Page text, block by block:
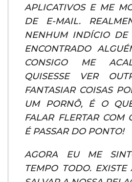
APLICATIVOS E ME
DE E-MAIL.
NENHUM INDÍCIO DE
ENCONTRADO
CONSIGO ME
QUISESSE VER
FANTASIAR COISAS
UM PORNÔ, É O
FALAR FLERTAR COM
É PASSAR DO PONTO!
AGORA EU ME
TEMPO TODO.